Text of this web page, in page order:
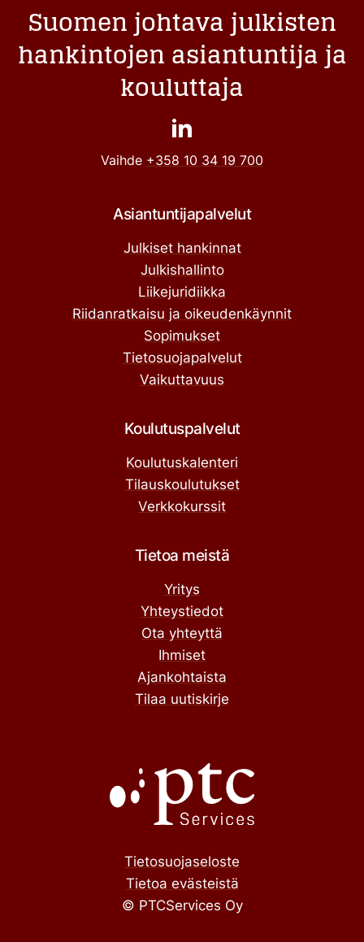
Suomen johtava julkisten
hankintojen asiantuntija ja
kouluttaja
Vaihde +358 10 34 19 700
Asiantuntijapalvelut
Julkiset hankinnat
Julkishallinto
Liikejuridiikka
Riidanratkaisu ja oikeudenkäynnit
Sopimukset
Tietosuojapalvelut
Vaikuttavuus
Koulutuspalvelut
Koulutuskalenteri
Tilauskoulutukset
Verkkokurssit
Tietoa meistä
Yritys
Yhteystiedot
Ota yhteyttä
Ihmiset
Ajankohtaista
Tilaa uutiskirje
Tietosuojaseloste
Tietoa evästeistä
© PTCServices Oy